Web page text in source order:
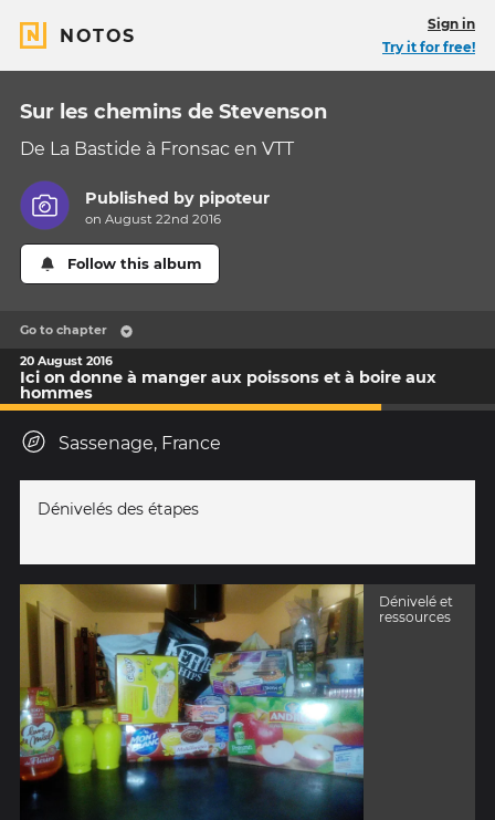
NOTOS
Sign in
Try it for free!
Sur les chemins de Stevenson
De La Bastide à Fronsac en VTT
Published by pipoteur
on August 22nd 2016
Follow this album
Go to chapter
20 August 2016
Ici on donne à manger aux poissons et à boire aux
hommes
Sassenage, France
Dénivelés des étapes
Dénivelé et
ressources